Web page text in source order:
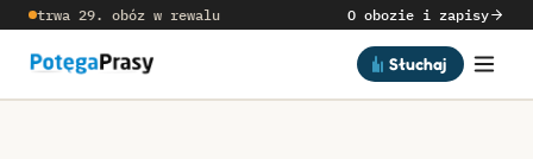
trwa 29. obóz w rewalu O obozie i zapisy
Słuchaj